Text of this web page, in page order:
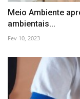
Meio Ambiente
ambientais...
Fev 10, 2023